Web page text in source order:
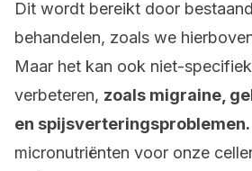
Dit wordt bereikt door
behandelen, zoals we
Maar het kan ook niet-
verbeteren, zoals migraine,
en spijsverteringsproblemen.
micronutriënten voor onze